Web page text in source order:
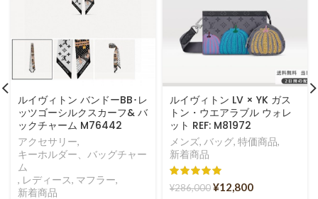
ルイヴィトン バンドーBB･レ
ッツゴーシルクスカーフ& バ
ックチャーム M76442
アクセサリー,
キーホルダー、バッグチャー
ム
, レディース, マフラー,
新着商品
ルイヴィトン LV × YK ガス
トン・ウエアラブル ウォレ
ット REF: M81972
メンズ, バッグ, 特価商品,
新着商品
¥286,000¥12,800